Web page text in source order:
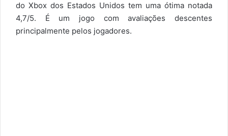
do Xbox dos Estados Unidos tem uma ótima notada
4,7/5. É um jogo com avaliações descentes
principalmente pelos jogadores.